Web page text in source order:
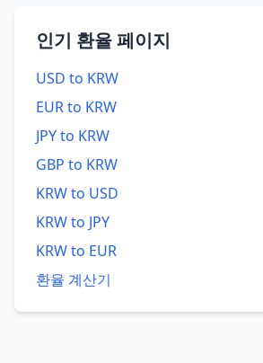
인기 환율 페이지
USD to KRW
EUR to KRW
JPY to KRW
GBP to KRW
KRW to USD
KRW to JPY
KRW to EUR
환율 계산기